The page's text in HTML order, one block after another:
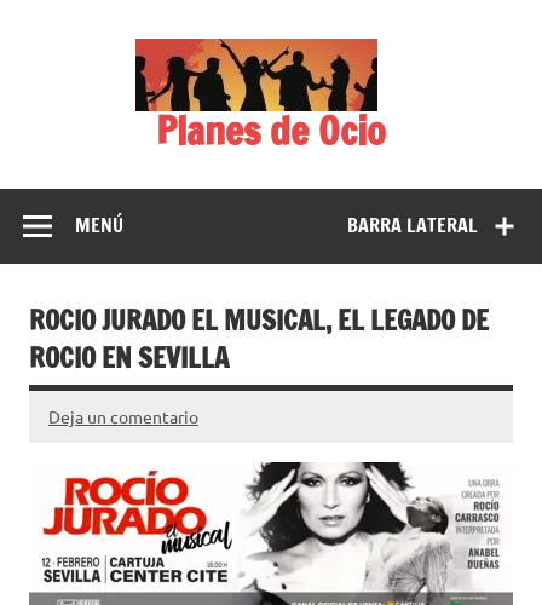
Planes de Ocio
BARRA LATERAL
MENÚ
ROCIO JURADO EL MUSICAL, EL LEGADO DE
ROCIO EN SEVILLA
Deja un comentario